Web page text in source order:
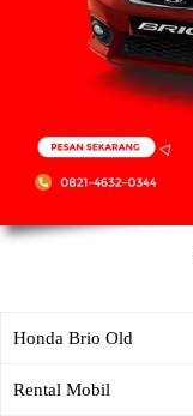
Honda Brio Old
Rental Mobil